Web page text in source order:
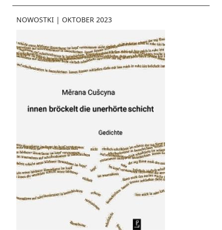
NOWOSTKI | OKTOBER 2023